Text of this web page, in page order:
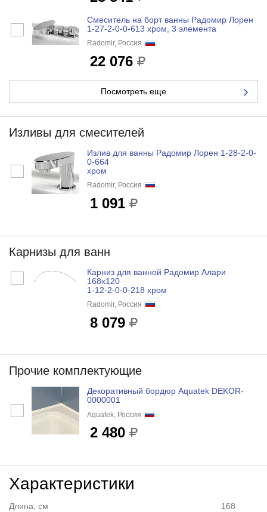
Смеситель на борт ванны Радомир Лорен
1-27-2-0-0-613 хром, 3 элемента
Radomir, Россия
22 076
Посмотреть еще
Изливы для смесителей
Излив для ванны Радомир Лорен 1-28-2-0-
0-664
хром
Radomir, Россия
1 091
Карнизы для ванн
Карниз для ванной Радомир Алари
168х120
1-12-2-0-0-218 хром
Radomir, Россия
8 079
Прочие комплектующие
Декоративный бордюр Aquatek DEKOR-
0000001
Aquatek, Россия
2 480
Характеристики
Длина, см 168